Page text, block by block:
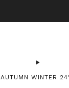
AUTUMN WINTER 24'